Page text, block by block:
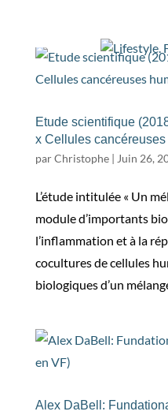
Etude scientifique
x Cellules
parChristophe| Juin 26,
L’étude intitulée « Un
module d’importants
l’inflammation et à la
cocultures de cellules
biologiques d’un
Alex DaBell: